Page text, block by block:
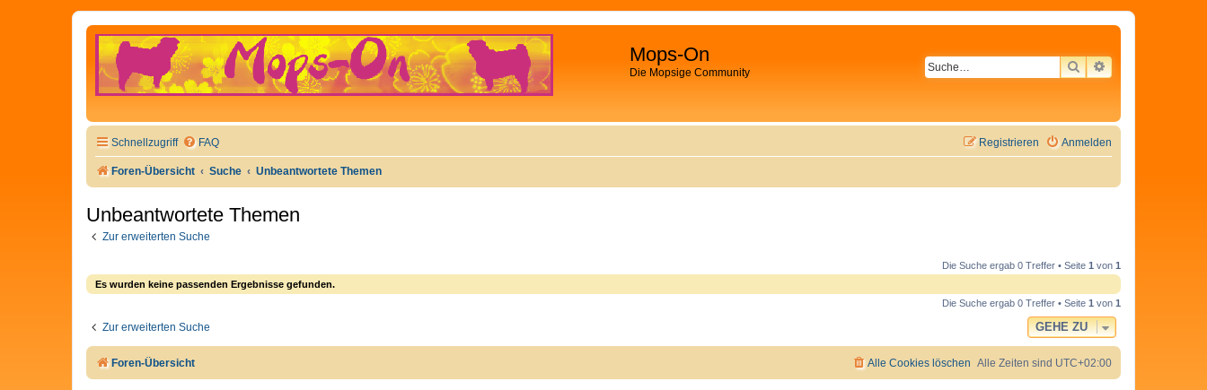
Mops-On
Die Mopsige Community SUCHEERWEITERTE
Schnellzugriff FAQ Anmelden
Registrieren
Foren-Übersicht Suche Unbeantwortete Themen
Unbeantwortete Themen
Zur erweiterten Suche
Die Suche ergab 0 Treffer • Seite 1 von 1
Es wurden keine passenden Ergebnisse gefunden.
Die Suche ergab 0 Treffer • Seite 1 von 1
Zur erweiterten Suche GEHE ZU
Foren-Übersicht Alle Zeiten sind UTC+02:00
Alle Cookies löschen